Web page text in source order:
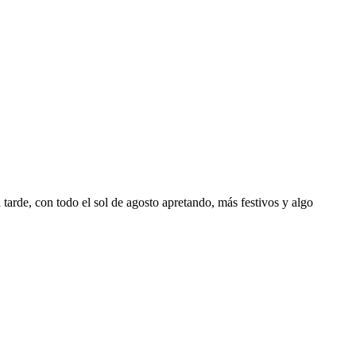
con todo el sol de agosto apretando, más festivos y algo